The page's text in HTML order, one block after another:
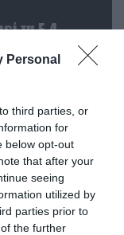
Personal
third parties, or
for
below opt-out
that after your
seeing
utilized by
parties prior to
the further
τα F-4
Τα
σε
στα
της
η Μόσχα